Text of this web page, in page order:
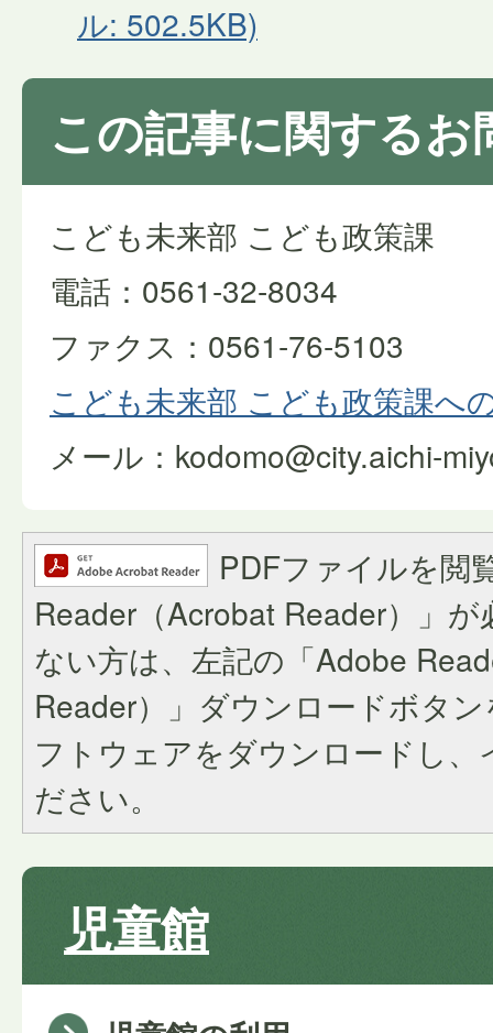
ル: 502.5KB)
この記事に関するお
こども未来部 こども政策課
電話：0561-32-8034
ファクス：0561-76-5103
こども未来部 こども政策課へ
メール：kodomo@city.aichi-
PDFファイルを閲
Reader（Acrobat Reader）」
ない方は、左記の「Adobe
Reader）」ダウンロードボタ
フトウェアをダウンロードし
ださい。
児童館